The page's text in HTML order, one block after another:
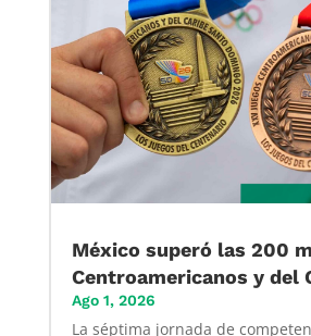
México superó las 200
Centroamericanos y del
Ago 1, 2026
La séptima jornada de